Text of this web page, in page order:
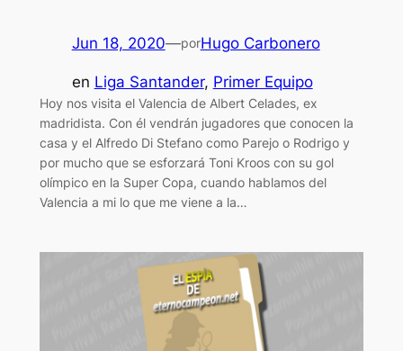
Jun 18, 2020—porHugo Carbonero
en Liga Santander, Primer Equipo
Hoy nos visita el Valencia de Albert Celades, ex
madridista. Con él vendrán jugadores que conocen la
casa y el Alfredo Di Stefano como Parejo o Rodrigo y
por mucho que se esforzará Toni Kroos con su gol
olímpico en la Super Copa, cuando hablamos del
Valencia a mi lo que me viene a la…